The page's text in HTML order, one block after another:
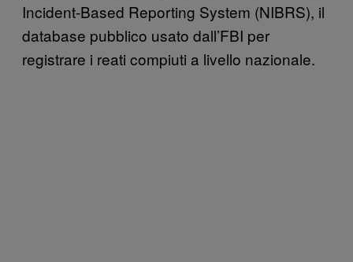
Incident-Based Reporting System (NIBRS), il
database pubblico usato dall’FBI per
registrare i reati compiuti a livello nazionale.